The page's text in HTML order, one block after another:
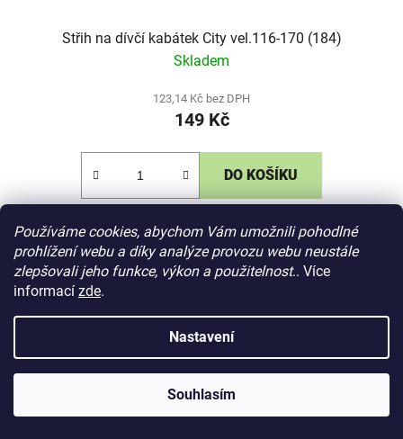
Používáme cookies, abychom Vám umožnili pohodlné
prohlížení webu a díky analýze provozu webu neustále
zlepšovali jeho funkce, výkon a použitelnost.. Více
informací zde.
Nastavení
Souhlasím
Střih na dívčí kabátek City vel.116-170 (184)
Skladem
123,14 Kč bez DPH
149 Kč
DO KOŠÍKU
Elektronický střih na dívčí kabátek jemně vypasovaného
střihu s princesovým členěním, kapsami ve švu a kapucí.
Kabátek se zapíná na zip. Střih je rýsovaný v